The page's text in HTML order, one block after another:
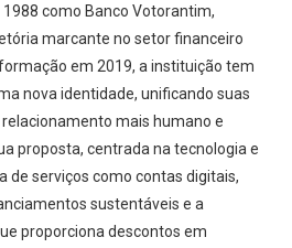
1988 como Banco Votorantim,
marcante no setor financeiro
em 2019, a instituição tem
nova identidade, unificando suas
mais humano e
proposta, centrada na tecnologia e
de serviços como contas digitais,
sustentáveis e a
proporciona descontos em